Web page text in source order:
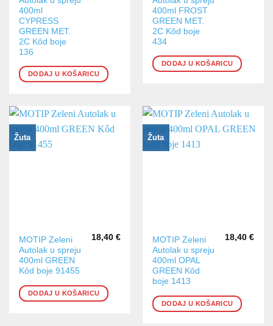
400ml
CYPRESS
GREEN MET.
2C Kôd boje
136
DODAJ U KOŠARICU
400ml FROST
GREEN MET.
2C Kôd boje
434
DODAJ U KOŠARICU
Žuta
MOTIP Zeleni
Autolak u spreju
400ml GREEN
Kôd boje 91455
18,40 €
DODAJ U KOŠARICU
Žuta
MOTIP Zeleni
Autolak u spreju
400ml OPAL
GREEN Kôd
boje 1413
18,40 €
DODAJ U KOŠARICU